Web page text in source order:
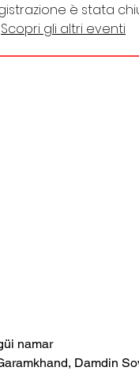
è stata
Scopri gli altri eventi
namar
Damdin